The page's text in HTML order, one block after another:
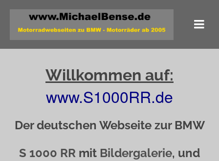
Willkommen auf:
www.S1000RR.de
Der deutschen Webseite zur BMW
S 1000 RR mit Bildergalerie, und